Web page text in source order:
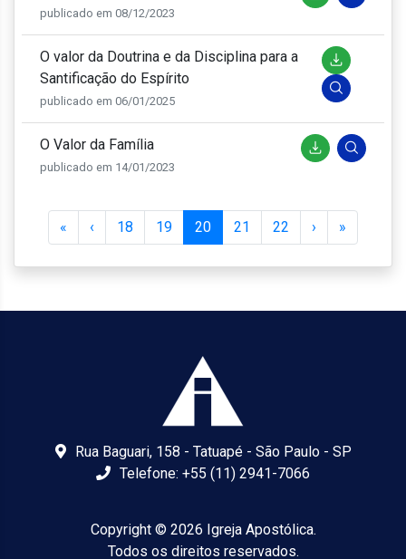
publicado em 08/12/2023
O valor da Doutrina e da Disciplina para a
Santificação do Espírito
publicado em 06/01/2025
O Valor da Família
publicado em 14/01/2023
« ‹ 18 19 20 21 22 › »
Rua Baguari, 158 - Tatuapé - São Paulo - SP
Telefone: +55 (11) 2941-7066
Copyright © 2026 Igreja Apostólica.
Todos os direitos reservados.